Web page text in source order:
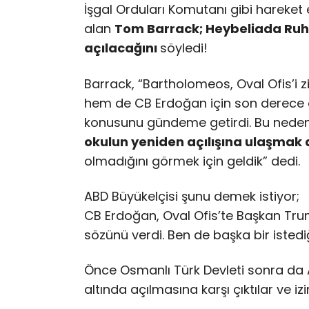
İşgal Orduları Komutanı gibi
alan Tom Barrack; Heybeliada
açılacağını söyledi!
Barrack, “Bartholomeos, Oval
hem de CB Erdoğan için son
konusunu gündeme getirdi. Bu
okulun yeniden açılışına ulaşmak
olmadığını görmek için geldik” dedi.
ABD Büyükelçisi şunu demek istiyor;
CB Erdoğan, Oval Ofis’te Başkan
sözünü verdi. Ben de başka bir
Önce Osmanlı Türk Devleti sonra da
altında açılmasına karşı çıktılar ve